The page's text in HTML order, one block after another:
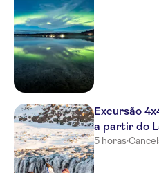
Berjaya Hotel Mývatn -
Reynihlíð Myvatn
H 81 Apartments
Halllandsnes Apartments
Oddeyrarbryggja Pier
at our marked Ímagine
Travel´parking spot,
Hafnarstræti Hostel
Excursão
a partir do
5 horas·